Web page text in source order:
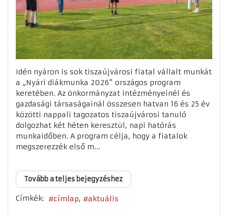
Idén nyáron is sok tiszaújvárosi fiatal vállalt munkát
a „Nyári diákmunka 2026" országos program
keretében. Az önkormányzat intézményeinél és
gazdasági társaságainál összesen hatvan 16 és 25 év
közötti nappali tagozatos tiszaújvárosi tanuló
dolgozhat két héten keresztül, napi hatórás
munkaidőben. A program célja, hogy a fiatalok
megszerezzék első m...
Tovább a teljes bejegyzéshez
Címkék: címlap aktuális